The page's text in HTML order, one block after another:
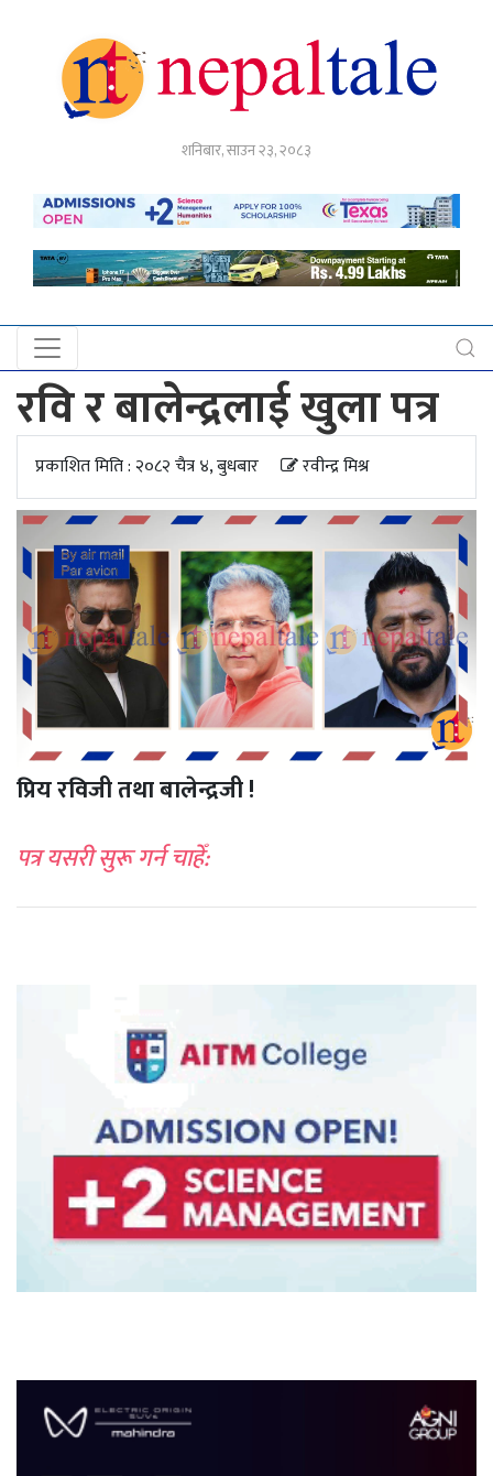
शनिबार, साउन २३, २०८३
अर्थ
नेपाल
प्रदेश
खबर
अन्तर्राष्ट्रिय
युके
अपडेट
खेलकुद
स्वास्थ्य/
जिबनशैली
रवि र बालेन्द्रलाई खुला पत्र
प्रकाशित मिति : २०८२ चैत्र ४, बुधबार रवीन्द्र मिश्र
प्रिय रविजी तथा बालेन्द्रजी !
पत्र यसरी सुरू गर्न चाहेँ: